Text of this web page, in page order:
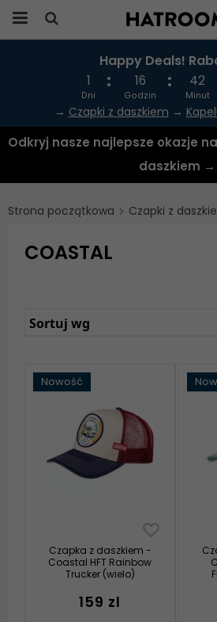
Produkten har blivit tillagd i
Happy Deals!
1
Dni
16
Godzin
42
Minut
→ Czapki z daszkiem →
Odkryj nasze najlepsze okazje
daszkiem →
Strona początkowa Czapki z
COASTAL
Sortuj wg
Nowość
Czapka z daszkiem -
Coastal HFT Rainbow
Trucker (wielo)
159 zl